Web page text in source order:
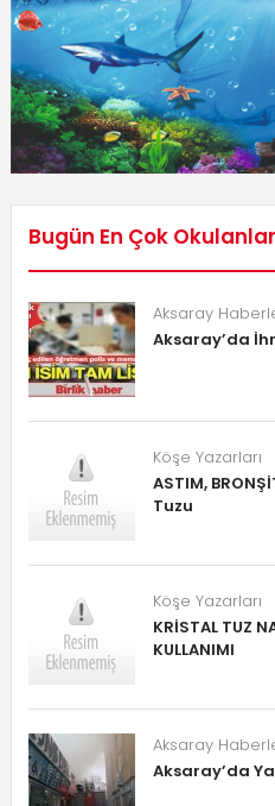
Bugün En Çok Okulanlar
Aksaray
Aksaray’da
Köşe Yazarları
ASTIM,
Tuzu
Köşe Yazarları
KRİSTAL TUZ
KULLANIMI
Aksaray
Aksaray’da